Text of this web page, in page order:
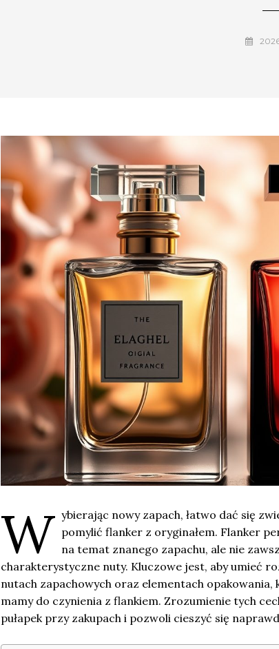
W ybierając nowy zapach, łatwo dać się
pomylić flanker z oryginałem. Flanker
na temat znanego zapachu, ale nie
charakterystyczne nuty. Kluczowe jest, aby umieć
nutach zapachowych oraz elementach opakowania,
mamy do czynienia z flankiem. Zrozumienie tych
pułapek przy zakupach i pozwoli cieszyć się